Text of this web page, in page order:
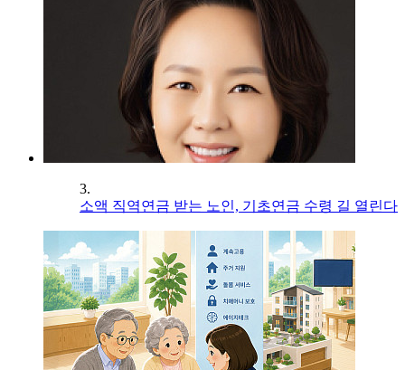
3.
소액 직역연금 받는 노인, 기초연금 수령 길 열린다